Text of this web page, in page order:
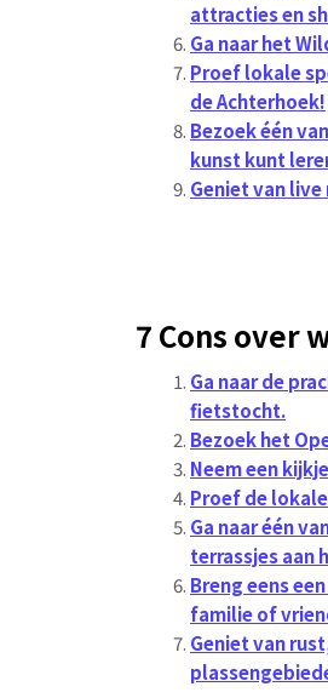
attracties en
Ga naar het
Proef lokale
de Achterhoek!
Bezoek één
kunst kunt
Geniet van
7 Cons over
Ga naar de
fietstocht.
Bezoek het
Neem een
Proef de
Ga naar één
terrassjes aan
Breng eens
familie of
Geniet van